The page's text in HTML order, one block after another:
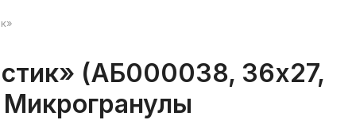
(АБ000038, 36х27,